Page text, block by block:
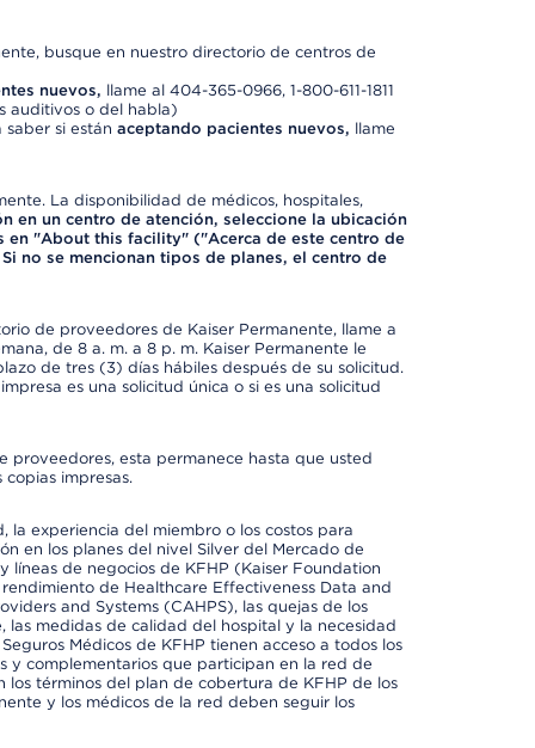
busque en nuestro directorio de centros de
nuevos, llame al 404-365-0966, 1-800-611-1811
auditivos o del habla)
si están aceptando pacientes nuevos, llame
La disponibilidad de médicos, hospitales,
en un centro de atención, seleccione la ubicación
"About this facility" ("Acerca de este centro de
no se mencionan tipos de planes, el centro de
de proveedores de Kaiser Permanente, llame a
de 8 a. m. a 8 p. m. Kaiser Permanente le
de tres (3) días hábiles después de su solicitud.
es una solicitud única o si es una solicitud
proveedores, esta permanece hasta que usted
impresas.
la experiencia del miembro o los costos para
en los planes del nivel Silver del Mercado de
líneas de negocios de KFHP (Kaiser Foundation
de Healthcare Effectiveness Data and
and Systems (CAHPS), las quejas de los
medidas de calidad del hospital y la necesidad
Médicos de KFHP tienen acceso a todos los
y complementarios que participan en la red de
términos del plan de cobertura de KFHP de los
y los médicos de la red deben seguir los